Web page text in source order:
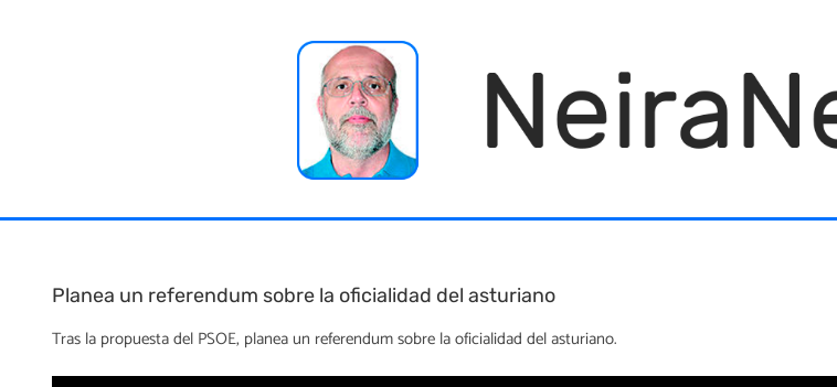
Planea un referendum sobre la oficialidad del asturiano
Tras la propuesta del PSOE, planea un referendum sobre la oficialidad del asturiano.